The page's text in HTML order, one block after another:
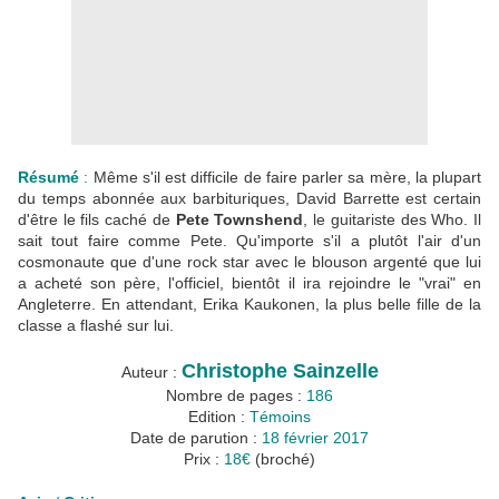
Résumé : Même s'il est difficile de faire parler sa mère, la plupart
du temps abonnée aux barbituriques, David Barrette est certain
d'être le fils caché de Pete Townshend , le guitariste des Who. Il
sait tout faire comme Pete. Qu'importe s'il a plutôt l'air d'un
cosmonaute que d'une rock star avec le blouson argenté que lui
a acheté son père, l'officiel, bientôt il ira rejoindre le "vrai" en
Angleterre. En attendant, Erika Kaukonen, la plus belle fille de la
classe a flashé sur lui.
Auteur : Christophe Sainzelle
Nombre de pages : 186
Edition : Témoins
Date de parution : 18 février 2017
Prix : 18€ (broché)